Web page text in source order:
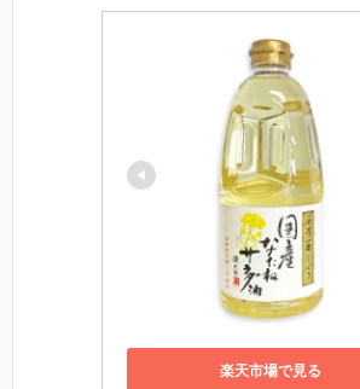
楽天市場で見る